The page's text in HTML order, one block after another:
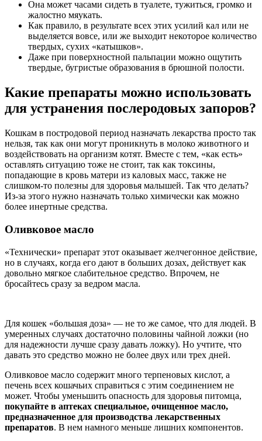
Она может часами сидеть в туалете, тужиться, громко и
жалостно мяукать.
Как правило, в результате всех этих усилий кал или не
выделяется вовсе, или же выходит некоторое количество
твердых, сухих «катышков».
Даже при поверхностной пальпации можно ощутить
твердые, бугристые образования в брюшной полости.
Какие препараты можно использовать
для устранения послеродовых запоров?
Кошкам в постродовой период назначать лекарства просто так
нельзя, так как они могут проникнуть в молоко животного и
воздействовать на организм котят. Вместе с тем, «как есть»
оставлять ситуацию тоже не стоит, так как токсины,
попадающие в кровь матери из каловых масс, также не
слишком-то полезны для здоровья малышей. Так что делать?
Из-за этого нужно назначать только химически как можно
более инертные средства.
Оливковое масло
«Технически» препарат этот оказывает желчегонное действие,
но в случаях, когда его дают в больших дозах, действует как
довольно мягкое слабительное средство. Впрочем, не
бросайтесь сразу за ведром масла.
Для кошек «большая доза» — не то же самое, что для людей. В
умеренных случаях достаточно половины чайной ложки (но
для надежности лучше сразу давать ложку). Но учтите, что
давать это средство можно не более двух или трех дней.
Оливковое масло содержит много терпеновых кислот, а
печень всех кошачьих справиться с этим соединением не
может. Чтобы уменьшить опасность для здоровья питомца,
покупайте в аптеках специальное, очищенное масло,
предназначенное для производства лекарственных
препаратов. В нем намного меньше лишних компонентов.